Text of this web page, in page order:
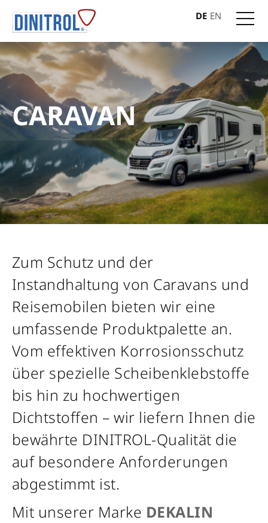
DE EN
CARAVAN
Zum Schutz und der
Instandhaltung von Caravans und
Reisemobilen bieten wir eine
umfassende Produktpalette an.
Vom effektiven Korrosionsschutz
über spezielle Scheibenklebstoffe
bis hin zu hochwertigen
Dichtstoffen – wir liefern Ihnen die
bewährte DINITROL-Qualität die
auf besondere Anforderungen
abgestimmt ist.
Mit unserer Marke DEKALIN